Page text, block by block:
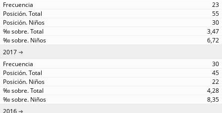
23
55
30
3,47
6,72
2017
30
45
22
4,28
8,35
2016